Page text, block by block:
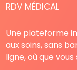
RDV MÉDICAL
Une plateforme
aux soins, sans
ligne, où que vous